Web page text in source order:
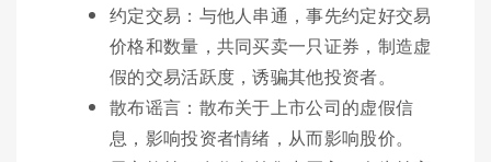
约定交易：与他人串通，事先约定好交易
价格和数量，共同买卖一只证券，制造虚
假的交易活跃度，诱骗其他投资者。
散布谣言：散布关于上市公司的虚假信
息，影响投资者情绪，从而影响股价。